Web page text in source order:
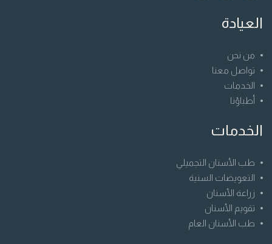
العيادة
من نحن
تواصل معنا
الخدمات
أطباؤنا
الخدمات
طب الأسنان التجميلي
التعويضات السنية
زراعة الأسنان
تقويم الأسنان
طب الأسنان العام